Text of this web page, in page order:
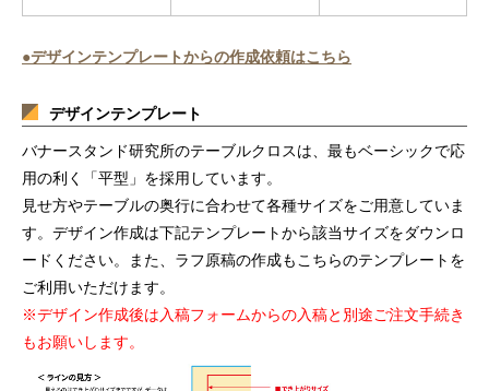
●デザインテンプレートからの作成依頼はこちら
デザインテンプレート
バナースタンド研究所のテーブルクロスは、最もベーシックで応
用の利く「平型」を採用しています。
見せ方やテーブルの奥行に合わせて各種サイズをご用意していま
す。デザイン作成は下記テンプレートから該当サイズをダウンロ
ードください。また、ラフ原稿の作成もこちらのテンプレートを
ご利用いただけます。
※デザイン作成後は入稿フォームからの入稿と別途ご注文手続き
もお願いします。